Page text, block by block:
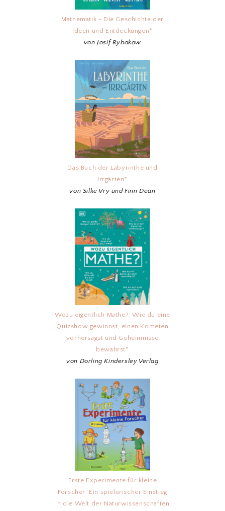
Mathematik - Die Geschichte der
Ideen und Entdeckungen*
von Josif Rybakow
Das Buch der Labyrinthe und
Irrgärten*
von Silke Vry und Finn Dean
Wozu eigentlich Mathe?: Wie du eine
Quizshow gewinnst, einen Kometen
vorhersagst und Geheimnisse
bewahrst*
von Dorling Kindersley Verlag
Erste Experimente für kleine
Forscher: Ein spielerischer Einstieg
in die Welt der Naturwissenschaften